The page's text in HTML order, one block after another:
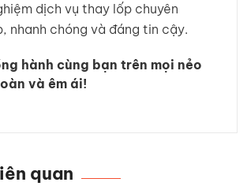
dịch vụ thay lốp chuyên
nhanh chóng và đáng tin cậy.
hành cùng bạn trên mọi nẻo
và êm ái!
quan